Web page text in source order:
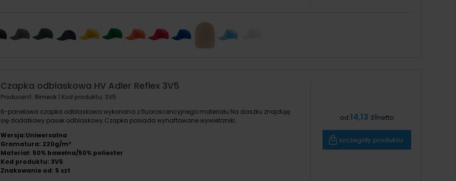
Czapka odblaskowa HV Adler Reflex 3V5
Producent: Rimeck | Kod produktu: 3V5
6-panelowa czapka odblaskowa wykonana z fluoroscencyjnego materiału.Na daszku znajduję
się dodatkowy pasek odblaskowy.Czapka posiada wyhaftowane wywietrzniki.
Wersja:Uniwersalna
Gramatura: 220g/m²
Materiał: 50% bawełna/50% poliester
Kod produktu: 3V5
Znakowanie od: 5 szt
od:14,13 złnetto
szczegóły produktu